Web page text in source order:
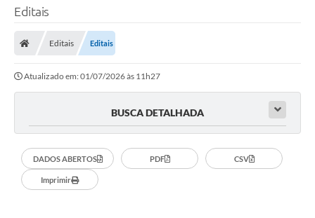
Editais
Editais Editais
Atualizado em: 01/07/2026 às 11h27
BUSCA DETALHADA
DADOS ABERTOS PDF CSV
Imprimir